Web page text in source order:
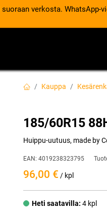
suoraan verkosta. WhatsApp-
Kauppa
185/60R15
Huippu-uutuus, made by
EAN: 4019238323795
96,00 € / kpl
Heti saatavilla: 4 kpl